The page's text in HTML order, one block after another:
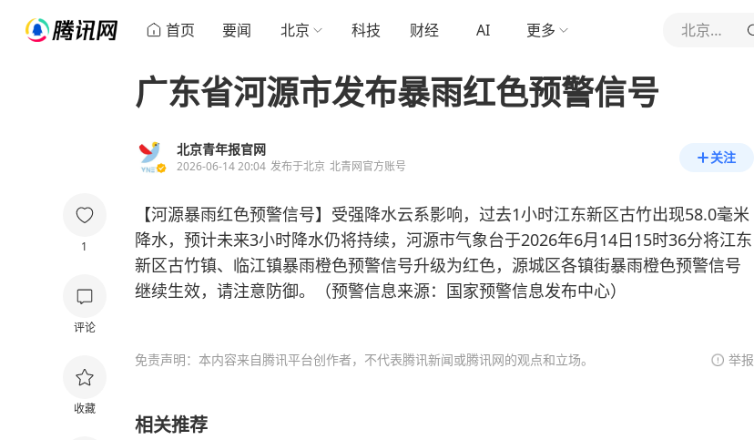
首页 要闻 北京 科技 财经 AI 更多 北京青年报官网
1
评论
收藏
广东省河源市发布暴雨红色预警信号
北京青年报官网
2026-06-14 20:04 发布于北京 北青网官方账号
关注
【河源暴雨红色预警信号】受强降水云系影响，过去1小时江东新区古竹出现58.0毫米
降水，预计未来3小时降水仍将持续，河源市气象台于2026年6月14日15时36分将江东
新区古竹镇、临江镇暴雨橙色预警信号升级为红色，源城区各镇街暴雨橙色预警信号
继续生效，请注意防御。（预警信息来源：国家预警信息发布中心）
免责声明：本内容来自腾讯平台创作者，不代表腾讯新闻或腾讯网的观点和立场。 举报
相关推荐